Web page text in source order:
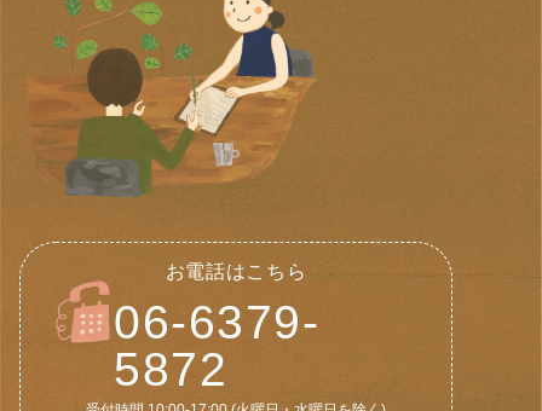
お電話はこちら
06-6379-
5872